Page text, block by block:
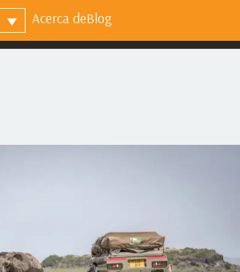
Acerca deBlog